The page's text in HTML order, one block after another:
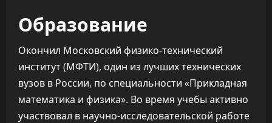
Образование
Окончил Московский физико-технический
институт (МФТИ), один из лучших технических
вузов в России, по специальности «Прикладная
математика и физика». Во время учебы активно
участвовал в научно-исследовательской работе